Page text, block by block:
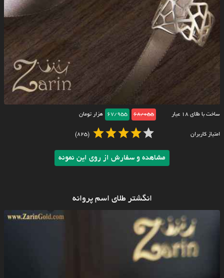
ساخت با طلای ۱۸ عیار 68/055
67/955 هزار تومان
امتیاز کاربران (825)
مشاهده و سفارش از روی این نمونه
انگشتر طلای اسم پروانه